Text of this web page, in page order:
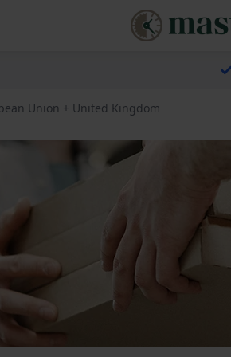
Union + United Kingdom